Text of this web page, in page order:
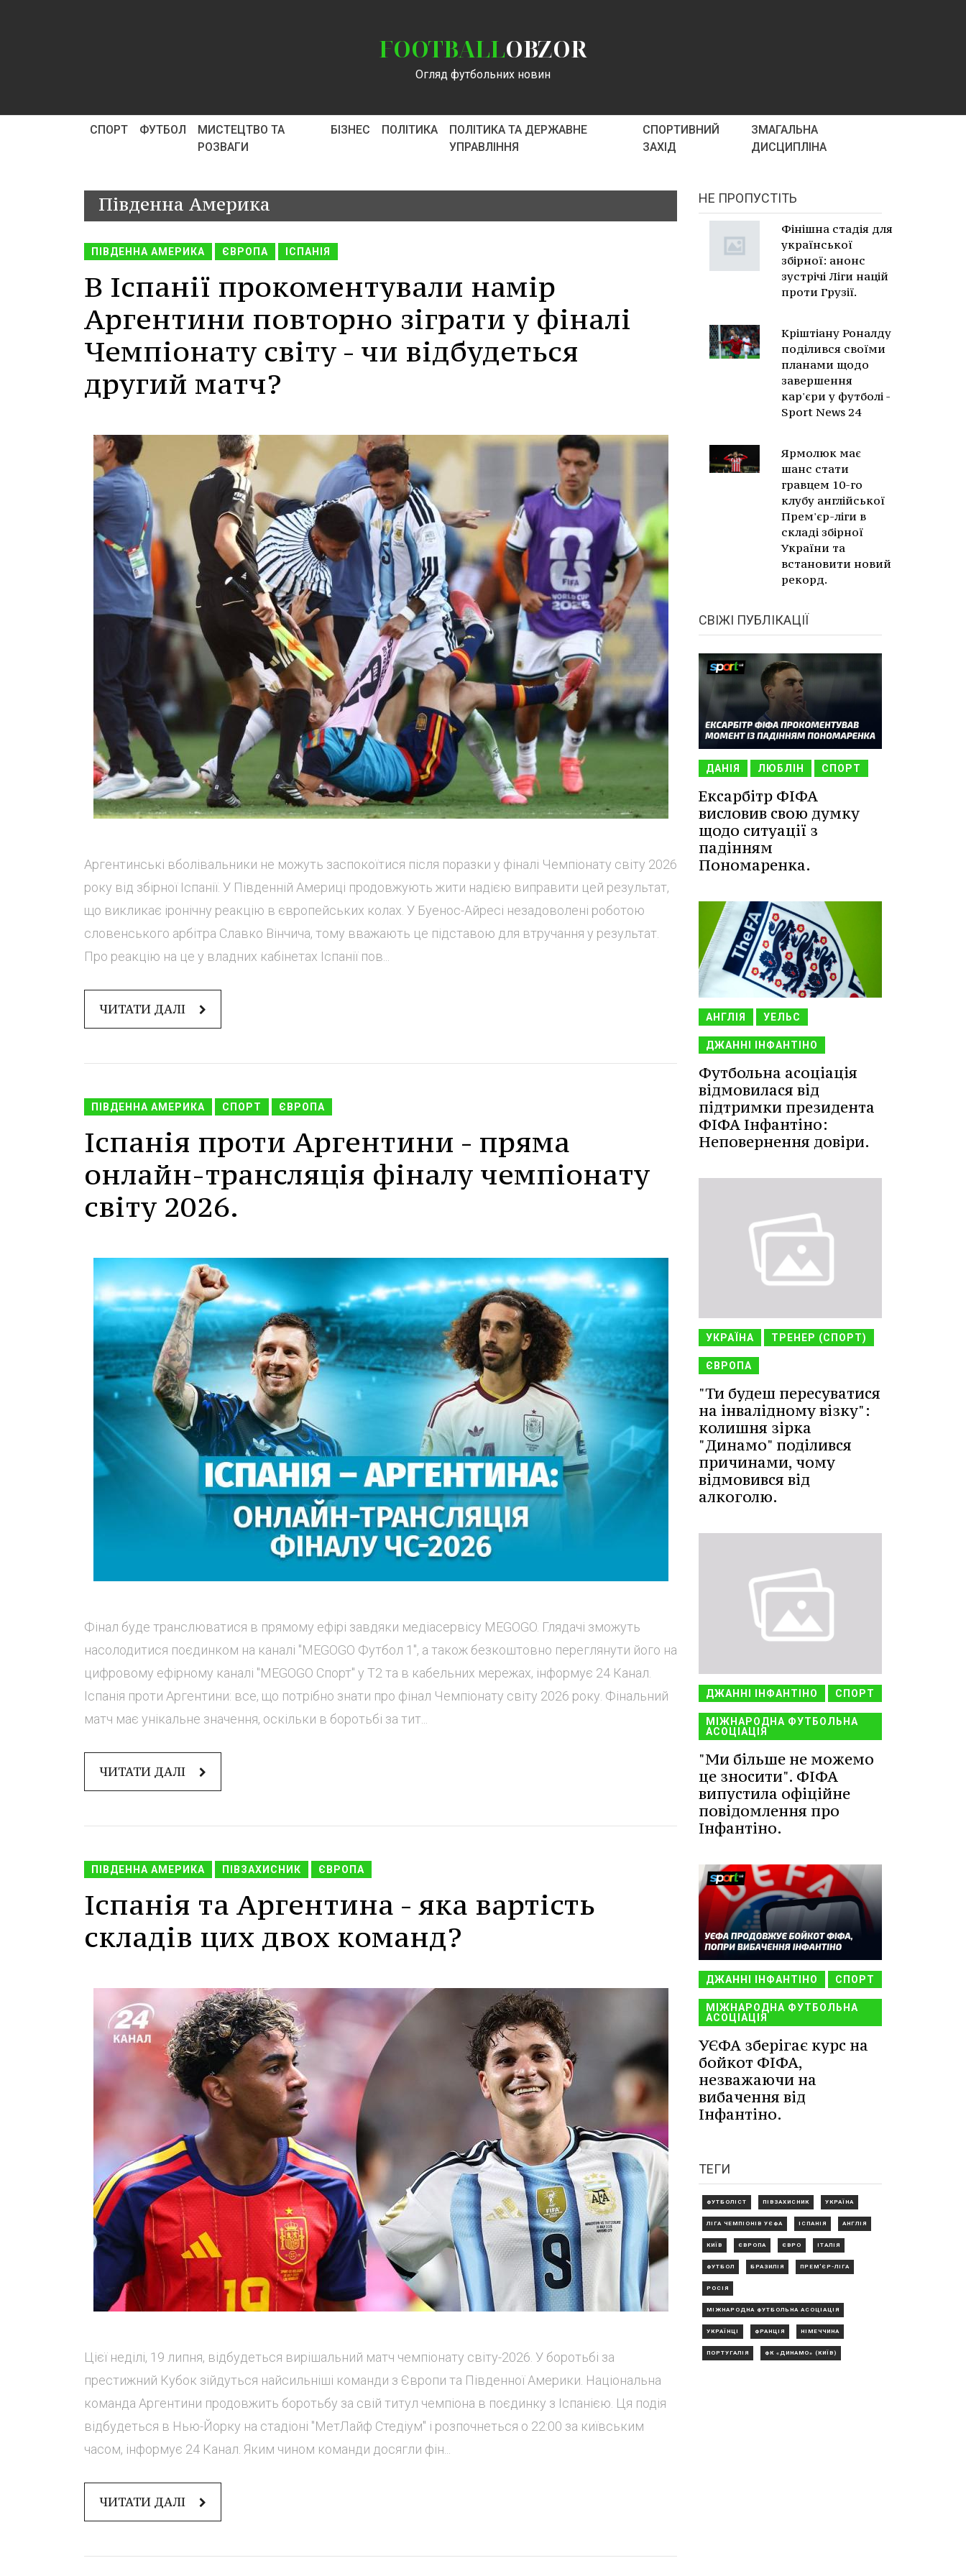
FOOTBALLOBZOR
Огляд футбольних новин
СПОРТ ФУТБОЛ
МИСТЕЦТВО ТА
РОЗВАГИ
БІЗНЕС ПОЛІТИКА
ПОЛІТИКА ТА ДЕРЖАВНЕ
УПРАВЛІННЯ
СПОРТИВНИЙ
ЗАХІД
ЗМАГАЛЬНА
ДИСЦИПЛІНА
Південна Америка
ПІВДЕННА АМЕРИКА ЄВРОПА ІСПАНІЯ
В Іспанії прокоментували намір
Аргентини повторно зіграти у фіналі
Чемпіонату світу - чи відбудеться
другий матч?
Аргентинські вболівальники не можуть заспокоїтися після поразки у фіналі Чемпіонату світу 2026
року від збірної Іспанії. У Південній Америці продовжують жити надією виправити цей результат,
що викликає іронічну реакцію в європейських колах. У Буенос-Айресі незадоволені роботою
словенського арбітра Славко Вінчича, тому вважають це підставою для втручання у результат.
Про реакцію на це у владних кабінетах Іспанії пов...
ЧИТАТИ ДАЛІ
ПІВДЕННА АМЕРИКА СПОРТ ЄВРОПА
Іспанія проти Аргентини - пряма
онлайн-трансляція фіналу чемпіонату
світу 2026.
Фінал буде транслюватися в прямому ефірі завдяки медіасервісу MEGOGO. Глядачі зможуть
насолодитися поєдинком на каналі "MEGOGO Футбол 1", а також безкоштовно переглянути його на
цифровому ефірному каналі "MEGOGO Спорт" у Т2 та в кабельних мережах, інформує 24 Канал.
Іспанія проти Аргентини: все, що потрібно знати про фінал Чемпіонату світу 2026 року. Фінальний
матч має унікальне значення, оскільки в боротьбі за тит...
ЧИТАТИ ДАЛІ
ПІВДЕННА АМЕРИКА ПІВЗАХИСНИК ЄВРОПА
Іспанія та Аргентина - яка вартість
складів цих двох команд?
Цієї неділі, 19 липня, відбудеться вирішальний матч чемпіонату світу-2026. У боротьбі за
престижний Кубок зійдуться найсильніші команди з Європи та Південної Америки. Національна
команда Аргентини продовжить боротьбу за свій титул чемпіона в поєдинку з Іспанією. Ця подія
відбудеться в Нью-Йорку на стадіоні "МетЛайф Стедіум" і розпочнеться о 22:00 за київським
часом, інформує 24 Канал. Яким чином команди досягли фін...
ЧИТАТИ ДАЛІ
НЕ ПРОПУСТІТЬ
Фінішна стадія для
української
збірної: анонс
зустрічі Ліги націй
проти Грузії.
Кріштіану Роналду
поділився своїми
планами щодо
завершення
кар'єри у футболі -
Sport News 24
Ярмолюк має
шанс стати
гравцем 10-го
клубу англійської
Прем'єр-ліги в
складі збірної
України та
встановити новий
рекорд.
СВІЖІ ПУБЛІКАЦІЇ
ДАНІЯ ЛЮБЛІН СПОРТ
Ексарбітр ФІФА
висловив свою думку
щодо ситуації з
падінням
Пономаренка.
АНГЛІЯ УЕЛЬС
ДЖАННІ ІНФАНТІНО
Футбольна асоціація
відмовилася від
підтримки президента
ФІФА Інфантіно:
Неповернення довіри.
УКРАЇНА ТРЕНЕР (СПОРТ)
ЄВРОПА
"Ти будеш пересуватися
на інвалідному візку":
колишня зірка
"Динамо" поділився
причинами, чому
відмовився від
алкоголю.
ДЖАННІ ІНФАНТІНО СПОРТ
МІЖНАРОДНА ФУТБОЛЬНА
АСОЦІАЦІЯ
"Ми більше не можемо
це зносити". ФІФА
випустила офіційне
повідомлення про
Інфантіно.
ДЖАННІ ІНФАНТІНО СПОРТ
МІЖНАРОДНА ФУТБОЛЬНА
АСОЦІАЦІЯ
УЄФА зберігає курс на
бойкот ФІФА,
незважаючи на
вибачення від
Інфантіно.
ТЕГИ
ФУТБОЛІСТ ПІВЗАХИСНИК УКРАЇНА
ЛІГА ЧЕМПІОНІВ УЄФА ІСПАНІЯ АНГЛІЯ
КИЇВ ЄВРОПА ЄВРО ІТАЛІЯ
ФУТБОЛ БРАЗИЛІЯ ПРЕМ'ЄР-ЛІГА
РОСІЯ
МІЖНАРОДНА ФУТБОЛЬНА АСОЦІАЦІЯ
УКРАЇНЦІ ФРАНЦІЯ НІМЕЧЧИНА
ПОРТУГАЛІЯ ФК «ДИНАМО» (КИЇВ)